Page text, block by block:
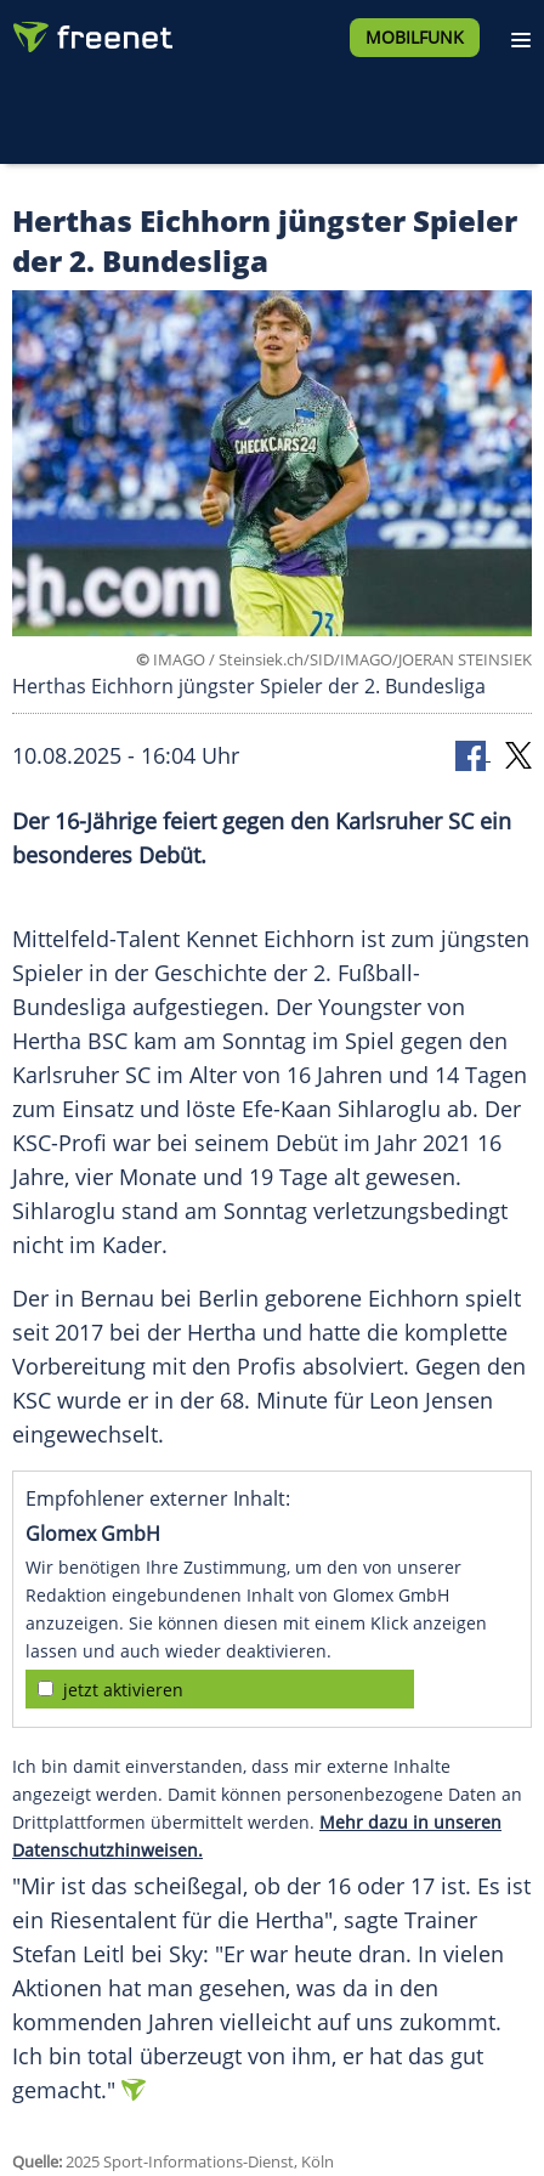
MOBILFUNK
Herthas Eichhorn jüngster Spieler
der 2. Bundesliga
© IMAGO / Steinsiek.ch/SID/IMAGO/JOERAN STEINSIEK
Herthas Eichhorn jüngster Spieler der 2. Bundesliga
10.08.2025 - 16:04 Uhr
Der 16-Jährige feiert gegen den Karlsruher SC ein
besonderes Debüt.
Mittelfeld-Talent Kennet Eichhorn ist zum jüngsten
Spieler in der Geschichte der 2. Fußball-
Bundesliga aufgestiegen. Der Youngster von
Hertha BSC kam am Sonntag im Spiel gegen den
Karlsruher SC im Alter von 16 Jahren und 14 Tagen
zum Einsatz und löste Efe-Kaan Sihlaroglu ab. Der
KSC-Profi war bei seinem Debüt im Jahr 2021 16
Jahre, vier Monate und 19 Tage alt gewesen.
Sihlaroglu stand am Sonntag verletzungsbedingt
nicht im Kader.
Der in Bernau bei Berlin geborene Eichhorn spielt
seit 2017 bei der Hertha und hatte die komplette
Vorbereitung mit den Profis absolviert. Gegen den
KSC wurde er in der 68. Minute für Leon Jensen
eingewechselt.
Empfohlener externer Inhalt:
Glomex GmbH
Wir benötigen Ihre Zustimmung, um den von unserer
Redaktion eingebundenen Inhalt von Glomex GmbH
anzuzeigen. Sie können diesen mit einem Klick anzeigen
lassen und auch wieder deaktivieren.
jetzt aktivieren
Ich bin damit einverstanden, dass mir externe Inhalte
angezeigt werden. Damit können personenbezogene Daten an
Drittplattformen übermittelt werden. Mehr dazu in unseren
Datenschutzhinweisen.
"Mir ist das scheißegal, ob der 16 oder 17 ist. Es ist
ein Riesentalent für die Hertha", sagte Trainer
Stefan Leitl bei Sky: "Er war heute dran. In vielen
Aktionen hat man gesehen, was da in den
kommenden Jahren vielleicht auf uns zukommt.
Ich bin total überzeugt von ihm, er hat das gut
gemacht."
Quelle:2025 Sport-Informations-Dienst, Köln